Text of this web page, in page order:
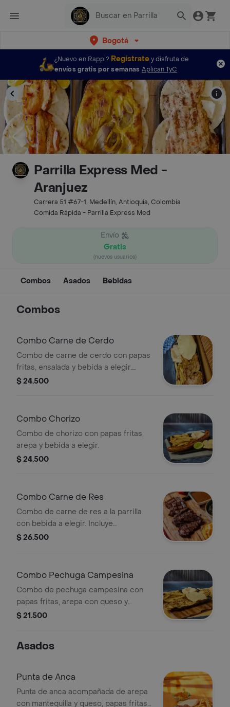
Bogotá
¿Nuevo en Rappi? Regístratey disfruta de
envíos gratis por semanas Aplican TyC
Parrilla Express Med -
Aranjuez
Carrera 51 #67-1, Medellín, Antioquia, Colombia
Comida Rápida - Parrilla Express Med
Envío
Gratis
(nuevos usuarios)
Combos Asados Bebidas
Combos
Combo Carne de Cerdo
Combo de carne de cerdo con papas
fritas, ensalada y bebida a elegir.
Incluye salsa verde.
$ 24.500
Combo Chorizo
Combo de chorizo con papas fritas,
arepa y bebida a elegir.
$ 24.500
Combo Carne de Res
Combo de carne de res a la parrilla
con bebida a elegir. Incluye
guarnición de arepa y salsa.
$ 26.500
Combo Pechuga Campesina
Combo de pechuga campesina con
papas fritas, arepa con queso y
ensalada. Incluye bebida a elegir.
$ 21.500
Asados
Punta de Anca
Punta de anca acompañada de arepa
con mantequilla y queso, papas fritas